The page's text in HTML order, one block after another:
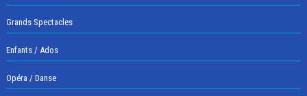
Grands Spectacles
Enfants / Ados
Opéra / Danse